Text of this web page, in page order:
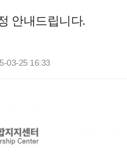
안내드립니다.
03-25 16:33